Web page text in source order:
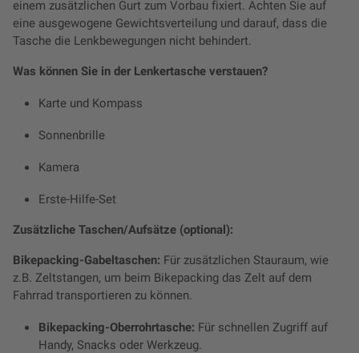
einem zusätzlichen Gurt zum Vorbau fixiert. Achten Sie auf
eine ausgewogene Gewichtsverteilung und darauf, dass die
Tasche die Lenkbewegungen nicht behindert.
Was können Sie in der Lenkertasche verstauen?
Karte und Kompass
Sonnenbrille
Kamera
Erste-Hilfe-Set
Zusätzliche Taschen/Aufsätze (optional):
Bikepacking-Gabeltaschen: Für zusätzlichen Stauraum, wie
z.B. Zeltstangen, um beim Bikepacking das Zelt auf dem
Fahrrad transportieren zu können.
Bikepacking-Oberrohrtasche: Für schnellen Zugriff auf
Handy, Snacks oder Werkzeug.